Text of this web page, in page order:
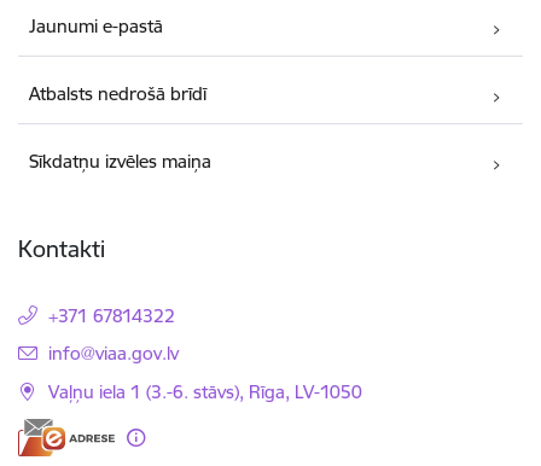
Jaunumi e-pastā
Atbalsts nedrošā brīdī
Sīkdatņu izvēles maiņa
Kontakti
+371 67814322
E-pasts:
info@viaa.gov.lv
Vaļņu iela 1 (3.-6. stāvs), Rīga, LV-1050